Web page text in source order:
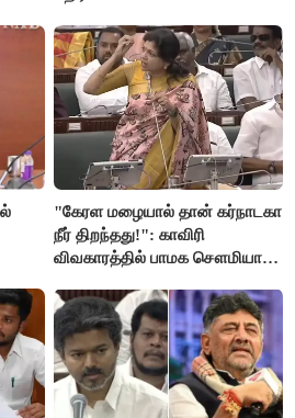
"கேரள மழையால் தான் கர்நாடகா
நீர் திறந்தது!": காவிரி
விவகாரத்தில் பாமக சௌமியா